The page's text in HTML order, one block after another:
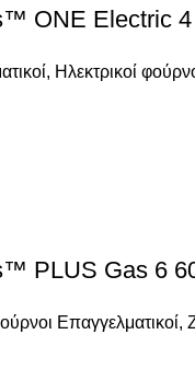
ONE Electric
, Ηλεκτρικοί
PLUS Gas 6
Επαγγελματικοί,